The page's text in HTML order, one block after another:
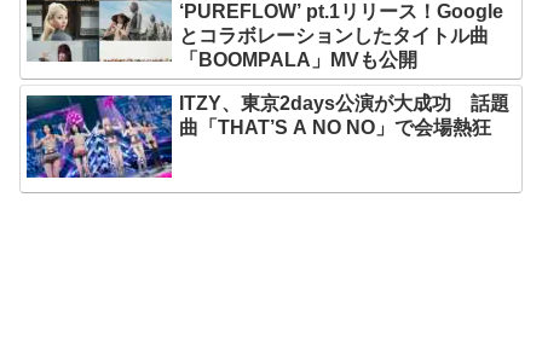
‘PUREFLOW’ pt.1リリース！Google
とコラボレーションしたタイトル曲
「BOOMPALA」MVも公開
ITZY、東京2days公演が大成功 話題
曲「THAT’S A NO NO」で会場熱狂